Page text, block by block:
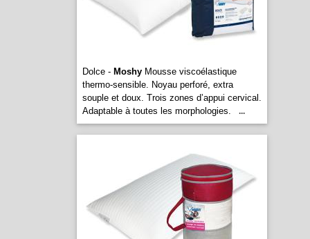
Dolce - MoshyMousse viscoélastique
thermo-sensible. Noyau perforé, extra
souple et doux. Trois zones d’appui cervical.
Adaptable à toutes les morphologies.
...